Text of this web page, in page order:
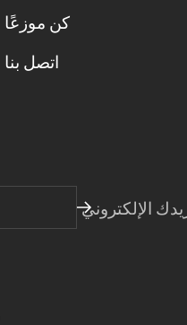
كن موزعًا
اتصل بنا
الإلكتروني